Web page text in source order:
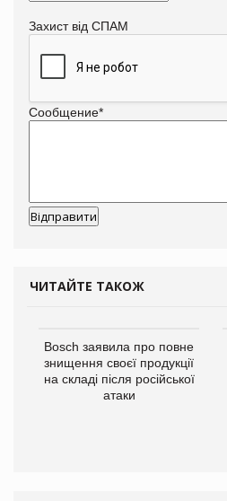
Захист від СПАМ
Сообщение*
ЧИТАЙТЕ ТАКОЖ
Bosch заявила про повне
знищення своєї продукції
на складі після російської
атаки